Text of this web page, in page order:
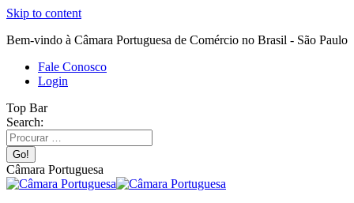
Skip to content
Bem-vindo à Câmara Portuguesa de Comércio no Brasil - São Paulo
Fale Conosco
Login
Top Bar
Search:
Câmara Portuguesa